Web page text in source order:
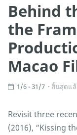
Behind
the
Macao
1/6 - 31/7 สิ้นสุดแ
Revisit three
(2016), “Kissing